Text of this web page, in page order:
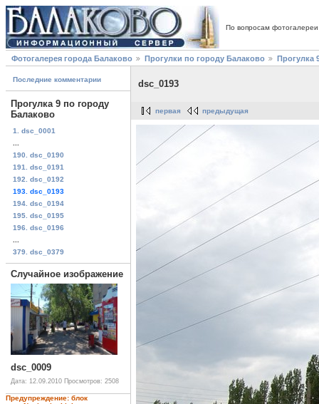
По вопросам
Фотогалерея города Балаково Прогулки по городу Балаково Прогулка
Последние комментарии
Прогулка 9 по городу
Балаково
1. dsc_0001
190. dsc_0190
191. dsc_0191
192. dsc_0192
193. dsc_0193
194. dsc_0194
195. dsc_0195
196. dsc_0196
379. dsc_0379
Случайное изображение
dsc_0009
Дата: 12.09.2010 Просмотров: 2508
Предупреждение: блок
dsc_0193
первая предыдущая